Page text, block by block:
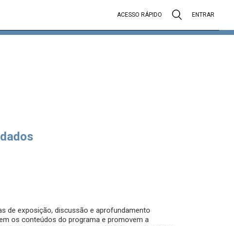
ACESSO RÁPIDO ENTRAR
de exposição, discussão e aprofundamento
os conteúdos do programa e promovem a